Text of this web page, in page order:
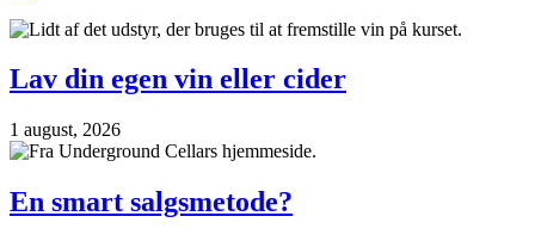
Lav din egen vin eller cider
1 august, 2026
En smart salgsmetode?